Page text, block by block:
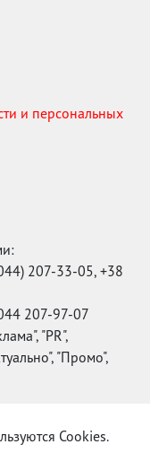
и персональных
207-33-05, +38
207-97-07
"PR",
"Промо",
Cookies.